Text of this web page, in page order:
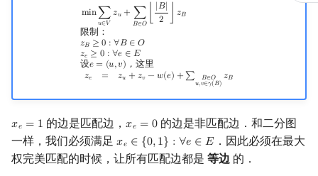
Stern–Brocot 树与 Farey
二次域
Pell 方程
min∑
𝑢∈𝑉
𝑧𝑢 + ∑
𝐵∈𝑂
|𝐵|
2
𝑧𝐵
限制：
𝑧𝐵 ≥ 0 : ∀𝐵 ∈ 𝑂
𝑧𝑒 ≥ 0 : ∀𝑒 ∈ 𝐸
设𝑒 = (𝑢,𝑣) ， 这里
𝑧𝑒 = 𝑧𝑢 + 𝑧𝑣 − 𝑤(𝑒) + ∑ 𝐵∈𝑂
𝑢,𝑣∈𝛾(𝐵) 𝑧𝐵
O ⌊|B| 限制： zB 这里ze
𝑥𝑒 = 1
xe =1 的边是匹配边，𝑥𝑒 = 0
xe =0
的边是非匹配边．和二分图
一样，我们必须满足 𝑥𝑒 ∈ {0,1} : ∀𝑒 ∈ 𝐸
xe ∈ 0,1} :∀e∈E
．因此必须在最大
权完美匹配的时候，让所有匹配边都是 等边 的．